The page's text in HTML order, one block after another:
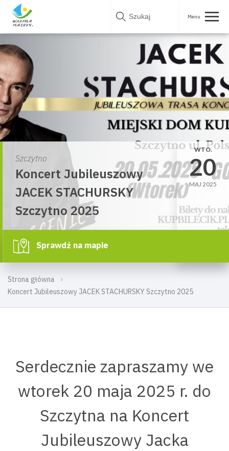
Skip
Strona główna
Koncert Jubileuszowy JACEK STACHURSKY Szczytno 2025
Szczytno
Koncert Jubileuszowy
JACEK STACHURSKY
Szczytno 2025
WTO.
20
MAJ 2025
Sprawdź na mapie
Serdecznie zapraszamy we
wtorek 20 maja 2025 r. do
Szczytna na Koncert
Jubileuszowy Jacka